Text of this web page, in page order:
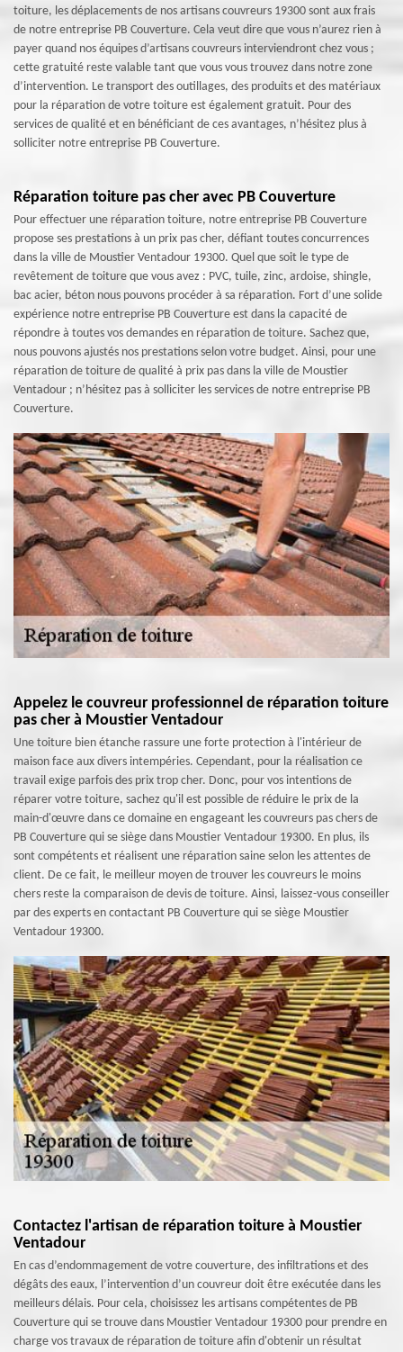
toiture, les déplacements de nos artisans couvreurs 19300 sont aux frais
de notre entreprise PB Couverture. Cela veut dire que vous n’aurez rien à
payer quand nos équipes d’artisans couvreurs interviendront chez vous ;
cette gratuité reste valable tant que vous vous trouvez dans notre zone
d’intervention. Le transport des outillages, des produits et des matériaux
pour la réparation de votre toiture est également gratuit. Pour des
services de qualité et en bénéficiant de ces avantages, n’hésitez plus à
solliciter notre entreprise PB Couverture.
Réparation toiture pas cher avec PB Couverture
Pour effectuer une réparation toiture, notre entreprise PB Couverture
propose ses prestations à un prix pas cher, défiant toutes concurrences
dans la ville de Moustier Ventadour 19300. Quel que soit le type de
revêtement de toiture que vous avez : PVC, tuile, zinc, ardoise, shingle,
bac acier, béton nous pouvons procéder à sa réparation. Fort d’une solide
expérience notre entreprise PB Couverture est dans la capacité de
répondre à toutes vos demandes en réparation de toiture. Sachez que,
nous pouvons ajustés nos prestations selon votre budget. Ainsi, pour une
réparation de toiture de qualité à prix pas dans la ville de Moustier
Ventadour ; n’hésitez pas à solliciter les services de notre entreprise PB
Couverture.
Appelez le couvreur professionnel de réparation toiture
pas cher à Moustier Ventadour
Une toiture bien étanche rassure une forte protection à l'intérieur de
maison face aux divers intempéries. Cependant, pour la réalisation ce
travail exige parfois des prix trop cher. Donc, pour vos intentions de
réparer votre toiture, sachez qu'il est possible de réduire le prix de la
main-d'œuvre dans ce domaine en engageant les couvreurs pas chers de
PB Couverture qui se siège dans Moustier Ventadour 19300. En plus, ils
sont compétents et réalisent une réparation saine selon les attentes de
client. De ce fait, le meilleur moyen de trouver les couvreurs le moins
chers reste la comparaison de devis de toiture. Ainsi, laissez-vous conseiller
par des experts en contactant PB Couverture qui se siège Moustier
Ventadour 19300.
Contactez l'artisan de réparation toiture à Moustier
Ventadour
En cas d’endommagement de votre couverture, des infiltrations et des
dégâts des eaux, l’intervention d’un couvreur doit être exécutée dans les
meilleurs délais. Pour cela, choisissez les artisans compétentes de PB
Couverture qui se trouve dans Moustier Ventadour 19300 pour prendre en
charge vos travaux de réparation de toiture afin d'obtenir un résultat